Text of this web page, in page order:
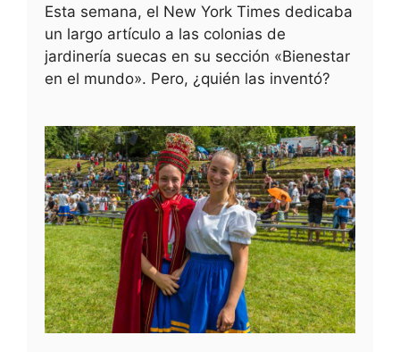
Esta semana, el New York Times dedicaba
un largo artículo a las colonias de
jardinería suecas en su sección «Bienestar
en el mundo». Pero, ¿quién las inventó?